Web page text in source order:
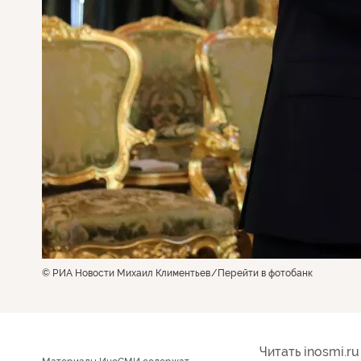
© РИА Новости Михаил Климентьев Перейти в фотобанк
Читать inosmi.ru